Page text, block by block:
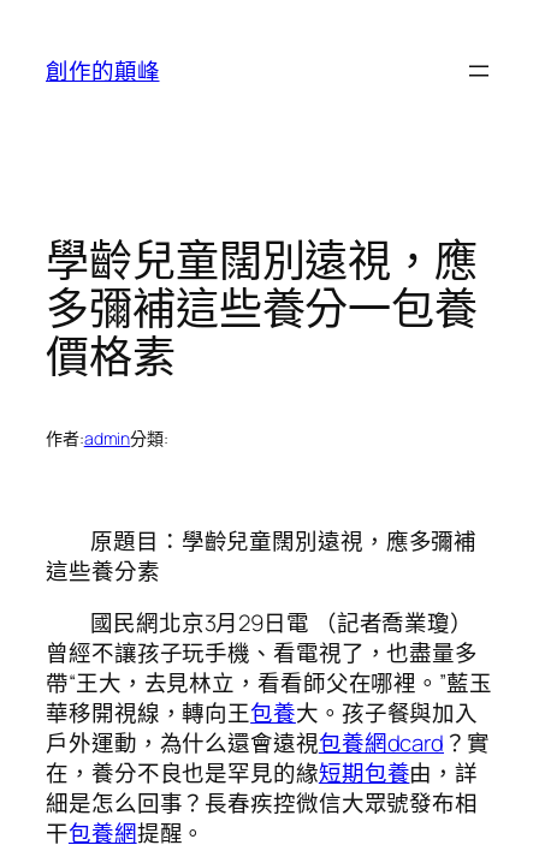
創作的顛峰
學齡兒童闊別遠視，應
多彌補這些養分一包養
價格素
作者:admin分類:
原題目：學齡兒童闊別遠視，應多彌補
這些養分素
國民網北京3月29日電 （記者喬業瓊）
曾經不讓孩子玩手機、看電視了，也盡量多
帶“王大，去見林立，看看師父在哪裡。”藍玉
華移開視線，轉向王包養大。孩子餐與加入
戶外運動，為什么還會遠視包養網dcard ？實
在，養分不良也是罕見的緣短期包養由，詳
細是怎么回事？長春疾控微信大眾號發布相
干包養網提醒。